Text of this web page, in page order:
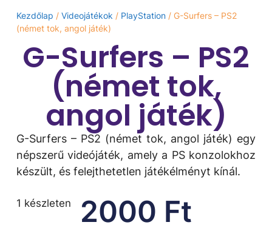
Kezdőlap / Videojátékok / PlayStation/ G-Surfers – PS2
(német tok, angol játék)
G-Surfers – PS2
(német tok,
angol játék)
G-Surfers – PS2 (német tok, angol játék) egy
népszerű videójáték, amely a PS konzolokhoz
készült, és felejthetetlen játékélményt kínál.
2000 Ft
1 készleten